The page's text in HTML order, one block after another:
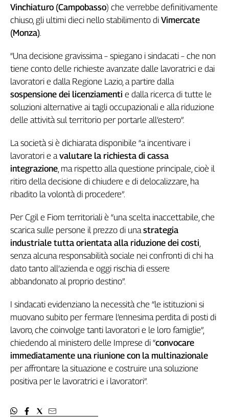
ragione
120
anni
Collettiva
Academy
Collettiva
Play
Rubriche
Talk
La
settimana
Collettiva
Girasoli
Sassolino
Linea
Economica
It
Easy
Diffusa
InFlai
Le
trasmissioni
tv
Progress
Vinchiaturo (Campobasso) che verrebbe definitivamente
chiuso, gli ultimi dieci nello stabilimento di Vimercate
(Monza).
“Una decisione gravissima – spiegano i sindacati – che non
tiene conto delle richieste avanzate dalle lavoratrici e dai
lavoratori e dalla Regione Lazio, a partire dalla
sospensione dei licenziamenti e dalla ricerca di tutte le
soluzioni alternative ai tagli occupazionali e alla riduzione
delle attività sul territorio per portarle all’estero”.
La società si è dichiarata disponibile “a incentivare i
lavoratori e avalutare la richiesta di cassa
integrazione, ma rispetto alla questione principale, cioè il
ritiro della decisione di chiudere e di delocalizzare, ha
ribadito la volontà di procedere”.
Per Cgil e Fiom territoriali è “una scelta inaccettabile, che
scarica sulle persone il prezzo di unastrategia
industriale tutta orientata alla riduzione dei costi,
senza alcuna responsabilità sociale nei confronti di chi ha
dato tanto all’azienda e oggi rischia di essere
abbandonato al proprio destino”.
I sindacati evidenziano la necessità che “le istituzioni si
muovano subito per fermare l’ennesima perdita di posti di
lavoro, che coinvolge tanti lavoratori e le loro famiglie”,
chiedendo al ministero delle Imprese di “convocare
immediatamente una riunione con la multinazionale
per affrontare la situazione e costruire una soluzione
positiva per le lavoratrici e i lavoratori”.